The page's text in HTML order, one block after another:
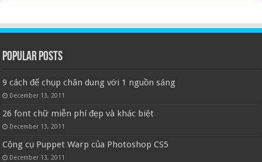
Popular Posts
9 cách để chụp chân dung với 1 nguồn sáng
December 13, 2011
26 font chữ miễn phí đẹp và khác biệt
December 13, 2011
Cộng cụ Puppet Warp của Photoshop CS5
December 13, 2011